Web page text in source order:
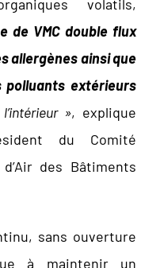
volatils,
de VMC double flux
allergènes ainsi que
extérieurs
», explique
du Comité
des Bâtiments
sans ouverture
à maintenir un